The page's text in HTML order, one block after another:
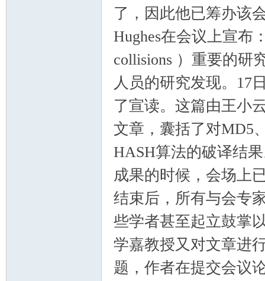
了，因此他已筹办该
Hughes在会议上宣布
collisions ）重要的研
人员的研究发现。17
了宣读。这篇由王小
文章，囊括了对MD5
HASH算法的破译结
成果的时候，会场上
结束后，所有与会专
些学者甚至起立鼓掌
学嘉教授又对文章进
题，作者在提交会议